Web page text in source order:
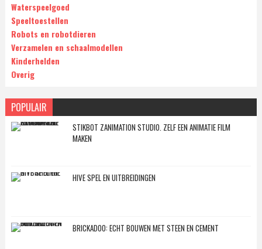
Waterspeelgoed
Speeltoestellen
Robots en robotdieren
Verzamelen en schaalmodellen
Kinderhelden
Overig
POPULAIR
STIKBOT ZANIMATION STUDIO. ZELF EEN ANIMATIE FILM
MAKEN
HIVE SPEL EN UITBREIDINGEN
BRICKADOO: ECHT BOUWEN MET STEEN EN CEMENT